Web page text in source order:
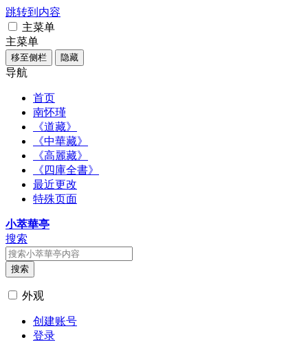
跳转到内容
主菜单
主菜单
移至侧栏 隐藏
导航
首页
南怀瑾
《道藏》
《中華藏》
《高麗藏》
《四庫全書》
最近更改
特殊页面
小萃華亭
搜索
搜索
外观
创建账号
登录